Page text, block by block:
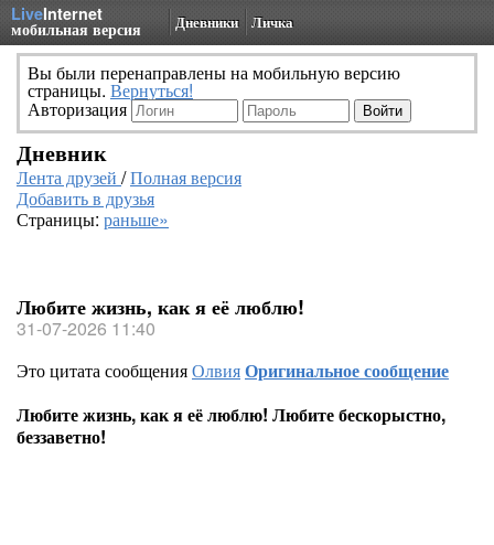
LiveInternet
мобильная версия Дневники Личка
Вы были перенаправлены на мобильную версию
страницы. Вернуться!
Авторизация
Дневник
Лента друзей /Полная версия
Добавить в друзья
Страницы: раньше»
Любите жизнь, как я её люблю!
31-07-2026 11:40
Это цитата сообщенияОлвияОригинальное сообщение
Любите жизнь, как я её люблю! Любите бескорыстно,
беззаветно!